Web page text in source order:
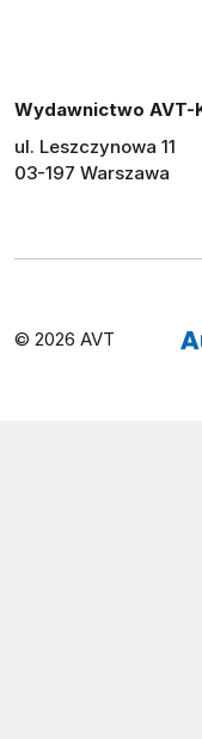
Wydawnictwo AVT-
ul. Leszczynowa 11
03-197 Warszawa
© 2026 AVT